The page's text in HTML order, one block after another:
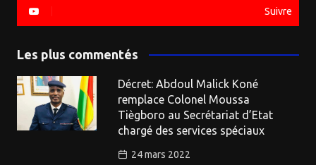
Suivre
Les plus commentés
Décret: Abdoul Malick Koné
remplace Colonel Moussa
Tiègboro au Secrétariat d’Etat
chargé des services spéciaux
24 mars 2022